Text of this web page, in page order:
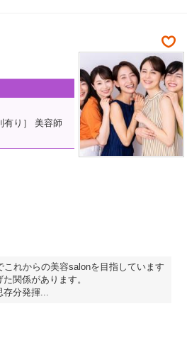
有り］ 美容師
れからの美容salonを目指しています
関係があります。
存分発揮...